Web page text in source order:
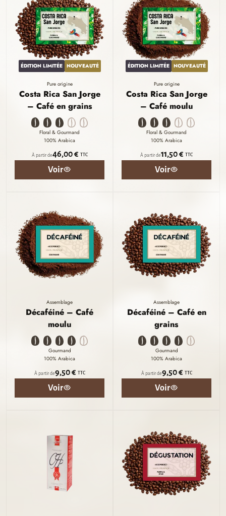
ÉDITION LIMITÉE NOUVEAUTÉ
Pure origine
Costa Rica San Jorge
– Café en grains
Floral & Gourmand
100% Arabica
À partir de46,00 € TTC
Voir
ÉDITION LIMITÉE NOUVEAUTÉ
Pure origine
Costa Rica San Jorge
– Café moulu
Floral & Gourmand
100% Arabica
À partir de11,50 € TTC
Voir
Assemblage
Décaféiné – Café
moulu
Gourmand
100% Arabica
À partir de9,50 € TTC
Voir
Assemblage
Décaféiné – Café en
grains
Gourmand
100% Arabica
À partir de9,50 € TTC
Voir